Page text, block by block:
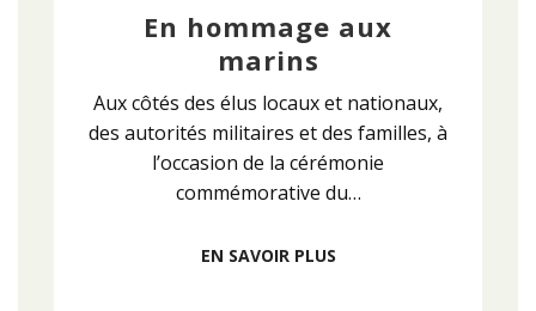
En hommage aux
marins
Aux côtés des élus locaux et nationaux,
des autorités militaires et des familles, à
l’occasion de la cérémonie
commémorative du…
EN SAVOIR PLUS